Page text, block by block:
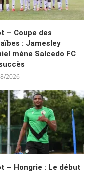
– Coupe des
: Jamesley
mène Salcedo FC
2026
– Hongrie : Le début